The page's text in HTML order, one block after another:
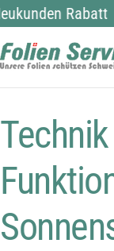
Zum
Inhalt
springen
Rabatt